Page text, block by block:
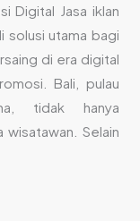
Digital Jasa iklan
solusi utama bagi
di era digital
Bali, pulau
tidak hanya
wisatawan. Selain